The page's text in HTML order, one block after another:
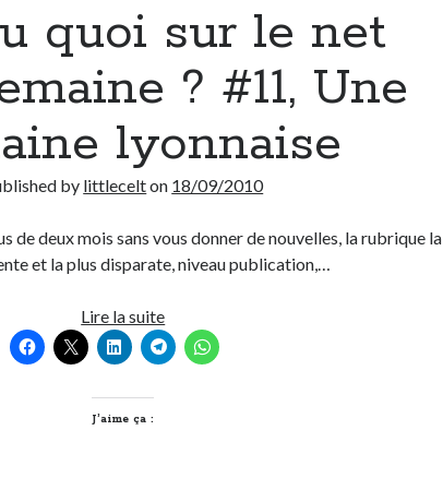
quoi sur le net
? #11, Une
lyonnaise
by littlecelton 18/09/2010
de deux mois sans vous donner de nouvelles, la rubrique la
et la plus disparate, niveau publication,…
Lire la suiteT’as
vu
quoi
J’aime ça :